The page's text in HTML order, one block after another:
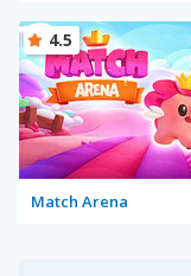
Match Arena
4.5